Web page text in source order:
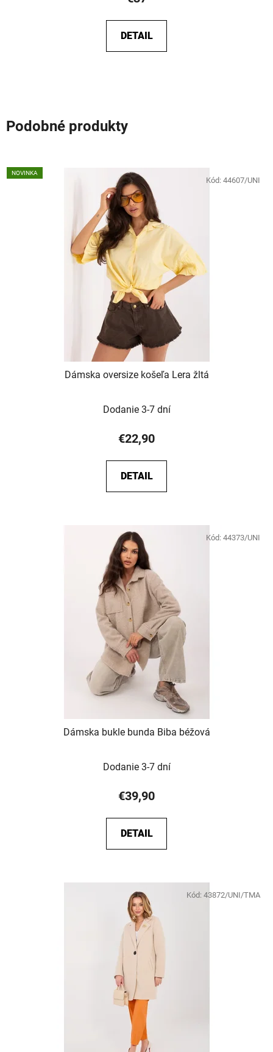
DETAIL
Podobné produkty
NOVINKA
Dámska oversize košeľa Lera žltá
Dodanie 3-7 dní
€22,90
DETAIL
Kód: 44607/UNI
Dámska bukle bunda Biba béžová
Dodanie 3-7 dní
€39,90
DETAIL
Kód: 44373/UNI
Kód: 43872/UNI/TMA